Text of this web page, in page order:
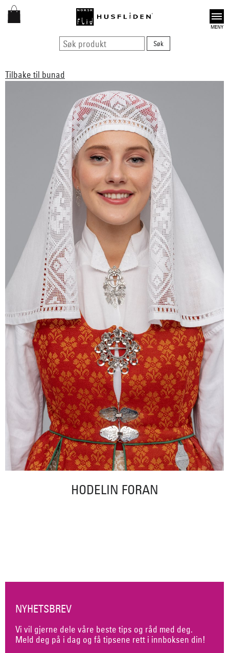
Open
Tilbake til bunad
HODELIN FORAN
NYHETSBREV
Vi vil gjerne dele våre beste tips og råd med deg.
Meld deg på i dag og få tipsene rett i innboksen din!